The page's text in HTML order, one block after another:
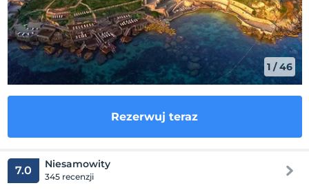
1 /46
Rezerwuj teraz
7.0 Niesamowity
345 recenzji